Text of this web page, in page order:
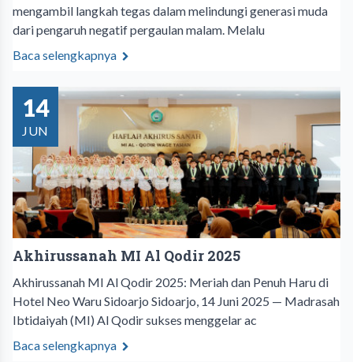
mengambil langkah tegas dalam melindungi generasi muda
dari pengaruh negatif pergaulan malam. Melalu
Baca selengkapnya
14
JUN
Akhirussanah MI Al Qodir 2025
Akhirussanah MI Al Qodir 2025: Meriah dan Penuh Haru di
Hotel Neo Waru Sidoarjo Sidoarjo, 14 Juni 2025 — Madrasah
Ibtidaiyah (MI) Al Qodir sukses menggelar ac
Baca selengkapnya